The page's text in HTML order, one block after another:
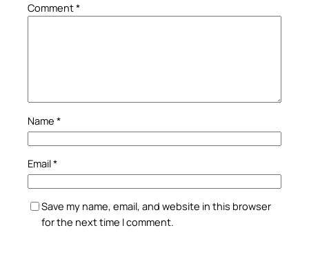
Comment*
Name *
Email*
Save my name, email, and website in this browser
for the next time I comment.